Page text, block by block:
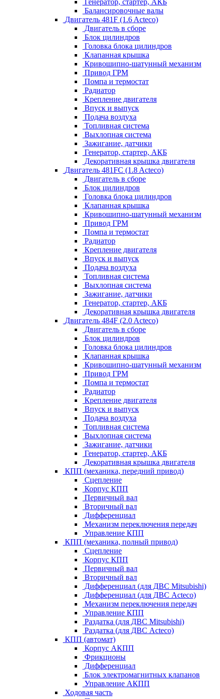
Генератор, стартер, АКБ
Балансировочные валы
Двигатель 481F (1.6 Acteco)
Двигатель в сборе
Блок цилиндров
Головка блока цилиндров
Клапанная крышка
Кривошипно-шатунный механизм
Привод ГРМ
Помпа и термостат
Радиатор
Крепление двигателя
Впуск и выпуск
Подача воздуха
Топливная система
Выхлопная система
Зажигание, датчики
Генератор, стартер, АКБ
Декоративная крышка двигателя
Двигатель 481FC (1.8 Acteco)
Двигатель в сборе
Блок цилиндров
Головка блока цилиндров
Клапанная крышка
Кривошипно-шатунный механизм
Привод ГРМ
Помпа и термостат
Радиатор
Крепление двигателя
Впуск и выпуск
Подача воздуха
Топливная система
Выхлопная система
Зажигание, датчики
Генератор, стартер, АКБ
Декоративная крышка двигателя
Двигатель 484F (2.0 Acteco)
Двигатель в сборе
Блок цилиндров
Головка блока цилиндров
Клапанная крышка
Кривошипно-шатунный механизм
Привод ГРМ
Помпа и термостат
Радиатор
Крепление двигателя
Впуск и выпуск
Подача воздуха
Топливная система
Выхлопная система
Зажигание, датчики
Генератор, стартер, АКБ
Декоративная крышка двигателя
КПП (механика, передний привод)
Сцепление
Корпус КПП
Первичный вал
Вторичный вал
Дифференциал
Механизм переключения передач
Управление КПП
КПП (механика, полный привод)
Сцепление
Корпус КПП
Первичный вал
Вторичный вал
Дифференциал (для ДВС Mitsubishi)
Дифференциал (для ДВС Acteco)
Механизм переключения передач
Управление КПП
Раздатка (для ДВС Mitsubishi)
Раздатка (для ДВС Acteco)
КПП (автомат)
Корпус АКПП
Фрикционы
Дифференциал
Блок электромагнитных клапанов
Управление АКПП
Ходовая часть